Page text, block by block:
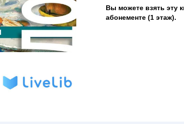
Вы можете взять эту
абонементе (1 этаж).